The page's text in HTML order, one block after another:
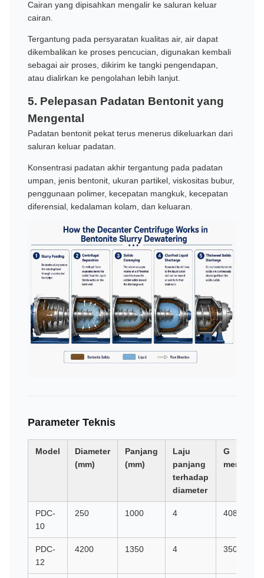
Cairan yang dipisahkan mengalir ke saluran keluar
cairan.
Tergantung pada persyaratan kualitas air, air dapat
dikembalikan ke proses pencucian, digunakan kembali
sebagai air proses, dikirim ke tangki pengendapan,
atau dialirkan ke pengolahan lebih lanjut.
5. Pelepasan Padatan Bentonit yang
Mengental
Padatan bentonit pekat terus menerus dikeluarkan dari
saluran keluar padatan.
Konsentrasi padatan akhir tergantung pada padatan
umpan, jenis bentonit, ukuran partikel, viskositas bubur,
penggunaan polimer, kecepatan mangkuk, kecepatan
diferensial, kedalaman kolam, dan keluaran.
Parameter Teknis
Model
Diameter
(mm)
Panjang
(mm)
Laju
panjang
terhadap
diameter
G
memaksa
PDC-
10
250 1000 4 4080
PDC-
12
4200 1350 4 3500